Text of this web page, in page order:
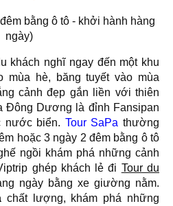
bằng ô tô - khởi hành hàng
ngày)
khách nghĩ ngay đến một khu
mùa hè, băng tuyết vào mùa
cảnh đẹp gắn liền với thiên
Đông Dương là đỉnh Fansipan
nước biển. Tour SaPa thường
hoặc 3 ngày 2 đêm bằng ô tô
ngồi khám phá những cảnh
ghép khách lẻ đi Tour du
ngày bằng xe giường nằm.
chất lượng, khám phá những